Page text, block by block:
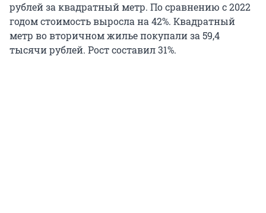
рублей за квадратный метр. По сравнению с 2022
годом стоимость выросла на 42%. Квадратный
метр во вторичном жилье покупали за 59,4
тысячи рублей. Рост составил 31%.